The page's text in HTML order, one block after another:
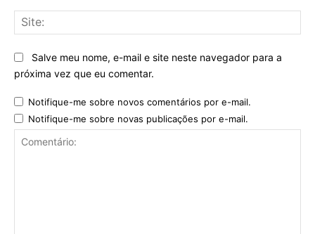
Salve meu nome, e-mail e site neste navegador para a
próxima vez que eu comentar.
Notifique-me sobre novos comentários por e-mail.
Notifique-me sobre novas publicações por e-mail.